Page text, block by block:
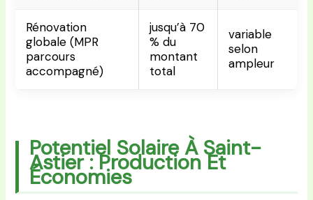
Rénovation
globale (MPR
parcours
accompagné)
jusqu’à 70
% du
montant
total
variable
selon
ampleur
Potentiel Solaire À Saint-
Astier : Production Et
Économies